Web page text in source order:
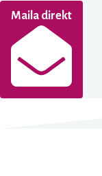
Maila direkt